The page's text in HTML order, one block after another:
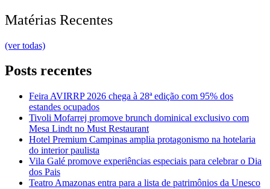
Matérias Recentes
(ver todas)
Posts recentes
Feira AVIRRP 2026 chega à 28ª edição com 95% dos
estandes ocupados
Tivoli Mofarrej promove brunch dominical exclusivo com
Mesa Lindt no Must Restaurant
Hotel Premium Campinas amplia protagonismo na hotelaria
do interior paulista
Vila Galé promove experiências especiais para celebrar o Dia
dos Pais
Teatro Amazonas entra para a lista de patrimônios da Unesco